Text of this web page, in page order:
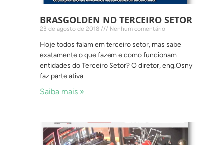
BRASGOLDEN NO TERCEIRO SETOR
23 de agosto de 2018 Nenhum comentário
Hoje todos falam em terceiro setor, mas sabe
exatamente o que fazem e como funcionam
entidades do Terceiro Setor? O diretor, eng.Osny
faz parte ativa
Saiba mais »